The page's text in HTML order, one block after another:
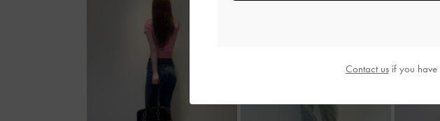
Contact usif you have